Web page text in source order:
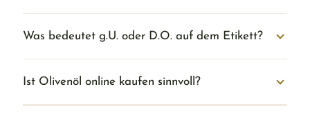
Was bedeutet g.U. oder D.O. auf dem Etikett?
Ist Olivenöl online kaufen sinnvoll?